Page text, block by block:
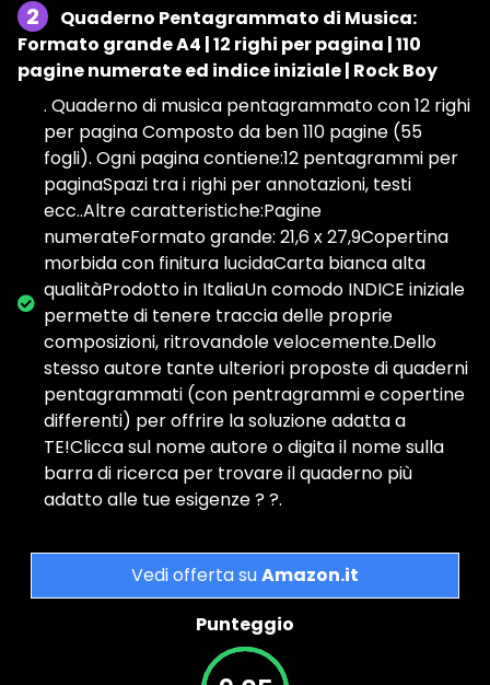
2
Quaderno Pentagrammato di Musica:
Formato grande A4 | 12 righi per pagina | 110
pagine numerate ed indice iniziale | Rock Boy
. Quaderno di musica pentagrammato con 12 righi
per pagina Composto da ben 110 pagine (55
fogli). Ogni pagina contiene:12 pentagrammi per
paginaSpazi tra i righi per annotazioni, testi
ecc..Altre caratteristiche:Pagine
numerateFormato grande: 21,6 x 27,9Copertina
morbida con finitura lucidaCarta bianca alta
qualitàProdotto in ItaliaUn comodo INDICE iniziale
permette di tenere traccia delle proprie
composizioni, ritrovandole velocemente.Dello
stesso autore tante ulteriori proposte di quaderni
pentagrammati (con pentragrammi e copertine
differenti) per offrire la soluzione adatta a
TE!Clicca sul nome autore o digita il nome sulla
barra di ricerca per trovare il quaderno più
adatto alle tue esigenze ? ?.
Vedi offerta suAmazon.it
Punteggio